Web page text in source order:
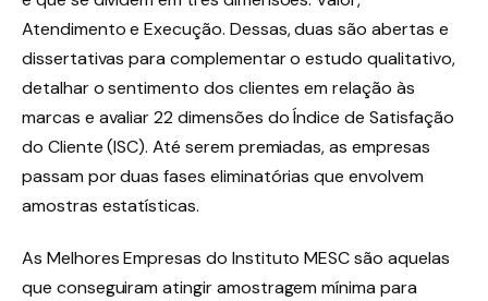
Atendimento e Execução. Dessas, duas são abertas e
dissertativas para complementar o estudo qualitativo,
detalhar o sentimento dos clientes em relação às
marcas e avaliar 22 dimensões do Índice de Satisfação
do Cliente (ISC). Até serem premiadas, as empresas
passam por duas fases eliminatórias que envolvem
amostras estatísticas.
As Melhores Empresas do Instituto MESC são aquelas
que conseguiram atingir amostragem mínima para